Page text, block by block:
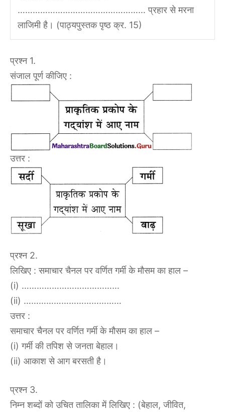
…………………………………………… प्रहार से मरना
लाजिमी है। (पाठ्यपुस्तक पृष्ठ क्र. 15)
प्रश्न 1.
संजाल पूर्ण कीजिए :
उत्तर :
प्रश्न 2.
लिखिए : समाचार चैनल पर वर्णित गर्मी के मौसम का हाल –
(i) …………………………………
(ii) …………………………………
उत्तर :
समाचार चैनल पर वर्णित गर्मी के मौसम का हाल –
(i) गर्मी की तपिश से जनता बेहाल।
(ii) आकाश से आग बरसती है।
प्रश्न 3.
निम्न शब्दों को उचित तालिका में लिखिए : (बेहाल, जीवित,